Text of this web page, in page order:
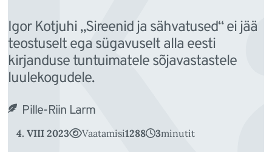
Igor Kotjuhi „Sireenid ja sähvatused“ ei jää
teostuselt ega sügavuselt alla eesti
kirjanduse tuntuimatele sõjavastastele
luulekogudele.
Pille-Riin Larm
4. VIII 2023 Vaatamisi1288 3minutit